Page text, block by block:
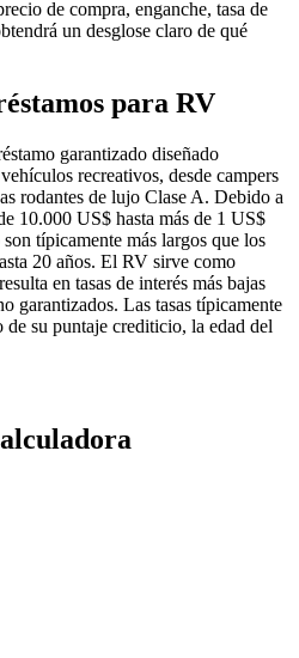
de compra, enganche, tasa de
un desglose claro de qué
para RV
garantizado diseñado
recreativos, desde campers
rodantes de lujo Clase A. Debido a
10.000 US$ hasta más de 1 US$
típicamente más largos que los
20 años. El RV sirve como
en tasas de interés más bajas
garantizados. Las tasas típicamente
su puntaje crediticio, la edad del